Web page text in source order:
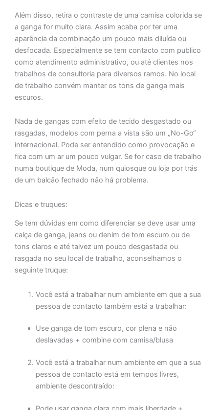
Além disso, retira o contraste de uma camisa colorida se
a ganga for muito clara. Assim acaba por ter uma
aparência da combinação um pouco mais diluída ou
desfocada. Especialmente se tem contacto com publico
como atendimento administrativo, ou até clientes nos
trabalhos de consultoria para diversos ramos. No local
de trabalho convém manter os tons de ganga mais
escuros.
Nada de gangas com efeito de tecido desgastado ou
rasgadas, modelos com perna a vista são um „No-Go“
internacional. Pode ser entendido como provocação e
fica com um ar um pouco vulgar. Se for caso de trabalho
numa boutique de Moda, num quiosque ou loja por trás
de um balcão fechado não há problema.
Dicas e truques:
Se tem dúvidas em como diferenciar se deve usar uma
calça de ganga, jeans ou denim de tom escuro ou de
tons claros e até talvez um pouco desgastada ou
rasgada no seu local de trabalho, aconselhamos o
seguinte truque:
Você está a trabalhar num ambiente em que a sua
pessoa de contacto também está a trabalhar:
Use ganga de tom escuro, cor plena e não
deslavadas + combine com camisa/blusa
Você está a trabalhar num ambiente em que a sua
pessoa de contacto está em tempos livres,
ambiente descontraído: